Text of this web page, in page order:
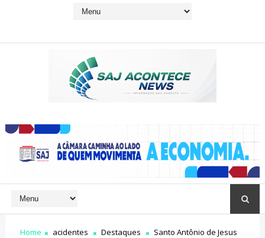
Home acidentes Destaques
Santo Antônio de Jesus